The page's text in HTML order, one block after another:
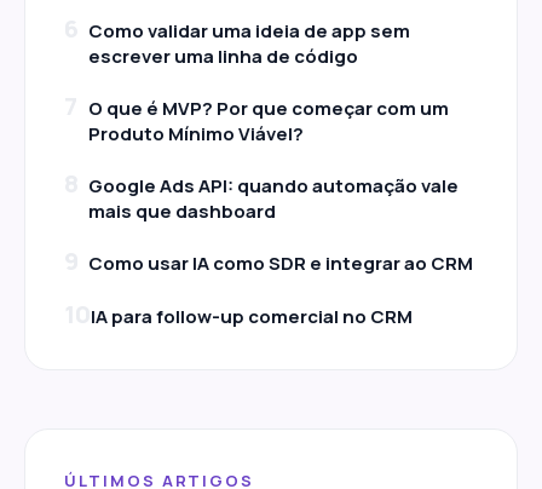
Como validar uma ideia de app sem
escrever uma linha de código
O que é MVP? Por que começar com um
Produto Mínimo Viável?
Google Ads API: quando automação vale
mais que dashboard
Como usar IA como SDR e integrar ao CRM
IA para follow-up comercial no CRM
ÚLTIMOS ARTIGOS